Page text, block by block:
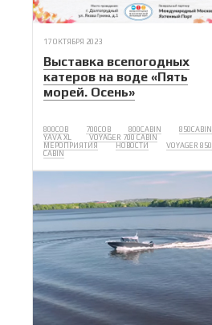
17 ОКТЯБРЯ 2023
Выставка всепогодных
катеров на воде «Пять
морей. Осень»
800COB 700COB 800CABIN
850CABIN
YAVA XL
VOYAGER 700 CABIN
МЕРОПРИЯТИЯ
НОВОСТИ
VOYAGER 850
CABIN